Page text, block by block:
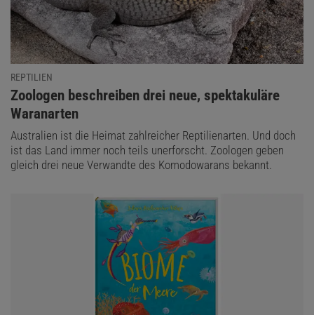
REPTILIEN
:
Zoologen beschreiben drei neue, spektakuläre
Waranarten
Australien ist die Heimat zahlreicher Reptilienarten. Und doch
ist das Land immer noch teils unerforscht. Zoologen geben
gleich drei neue Verwandte des Komodowarans bekannt.